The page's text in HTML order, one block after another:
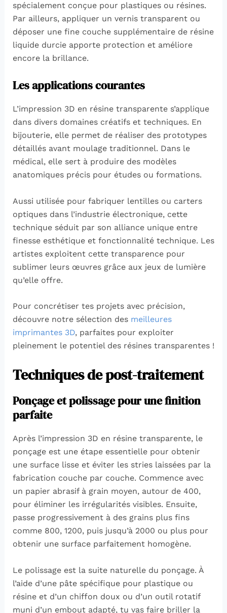
spécialement conçue pour plastiques ou résines.
Par ailleurs, appliquer un vernis transparent ou
déposer une fine couche supplémentaire de résine
liquide durcie apporte protection et améliore
encore la brillance.
Les applications courantes
L’impression 3D en résine transparente s’applique
dans divers domaines créatifs et techniques. En
bijouterie, elle permet de réaliser des prototypes
détaillés avant moulage traditionnel. Dans le
médical, elle sert à produire des modèles
anatomiques précis pour études ou formations.
Aussi utilisée pour fabriquer lentilles ou carters
optiques dans l’industrie électronique, cette
technique séduit par son alliance unique entre
finesse esthétique et fonctionnalité technique. Les
artistes exploitent cette transparence pour
sublimer leurs œuvres grâce aux jeux de lumière
qu’elle offre.
Pour concrétiser tes projets avec précision,
découvre notre sélection des meilleures
imprimantes 3D, parfaites pour exploiter
pleinement le potentiel des résines transparentes !
Techniques de post-traitement
Ponçage et polissage pour une finition
parfaite
Après l’impression 3D en résine transparente, le
ponçage est une étape essentielle pour obtenir
une surface lisse et éviter les stries laissées par la
fabrication couche par couche. Commence avec
un papier abrasif à grain moyen, autour de 400,
pour éliminer les irrégularités visibles. Ensuite,
passe progressivement à des grains plus fins
comme 800, 1200, puis jusqu’à 2000 ou plus pour
obtenir une surface parfaitement homogène.
Le polissage est la suite naturelle du ponçage. À
l’aide d’une pâte spécifique pour plastique ou
résine et d’un chiffon doux ou d’un outil rotatif
muni d’un embout adapté, tu vas faire briller la